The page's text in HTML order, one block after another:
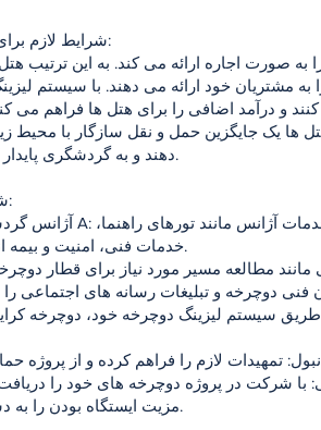
شرایط لازم برای شروع پروژه:
صورت اجاره ارائه می کند. به این ترتیب
مشتریان خود ارائه می دهند. با سیستم
و درآمد اضافی را برای هتل ها فراهم می
ها یک جایگزین حمل و نقل سازگار با محیط
دهند و به گردشگری پایدار کمک می کنند.
شرکای راه حل:
خدمات فنی، امنیت و بیمه انجام می شود.
مزیت ایستگاه بودن را به دست می آورند.